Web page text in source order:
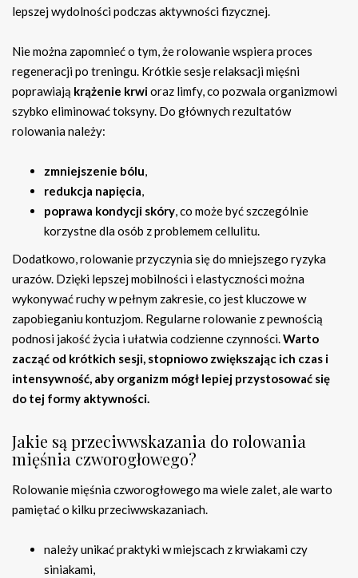
lepszej wydolności podczas aktywności fizycznej.
Nie można zapomnieć o tym, że rolowanie wspiera proces
regeneracji po treningu. Krótkie sesje relaksacji mięśni
poprawiają krążenie krwioraz limfy, co pozwala organizmowi
szybko eliminować toksyny. Do głównych rezultatów
rolowania należy:
zmniejszenie bólu,
redukcja napięcia,
poprawa kondycji skóry, co może być szczególnie
korzystne dla osób z problemem cellulitu.
Dodatkowo, rolowanie przyczynia się do mniejszego ryzyka
urazów. Dzięki lepszej mobilności i elastyczności można
wykonywać ruchy w pełnym zakresie, co jest kluczowe w
zapobieganiu kontuzjom. Regularne rolowanie z pewnością
podnosi jakość życia i ułatwia codzienne czynności.Warto
zacząć od krótkich sesji, stopniowo zwiększając ich czas i
intensywność, aby organizm mógł lepiej przystosować się
do tej formy aktywności.
Jakie są przeciwwskazania do rolowania
mięśnia czworogłowego?
Rolowanie mięśnia czworogłowego ma wiele zalet, ale warto
pamiętać o kilku przeciwwskazaniach.
należy unikać praktyki w miejscach z krwiakami czy
siniakami,